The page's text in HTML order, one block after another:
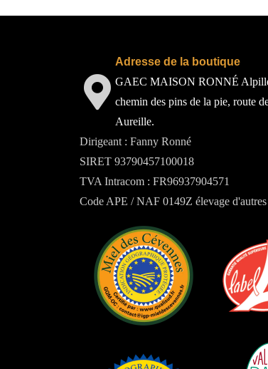
Adresse de la boutique
GAEC MAISON RONNÉ
chemin des pins de la pie, route
Aureille.
Dirigeant : Fanny Ronné
SIRET 93790457100018
TVA Intracom : FR96937904571
Code APE / NAF 0149Z élevage